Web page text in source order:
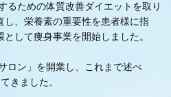
るための体質改善ダイエットを取り
し、栄養素の重要性を患者様に指
して痩身事業を開始しました。
ロン」を開業し、これまで述べ
きました。